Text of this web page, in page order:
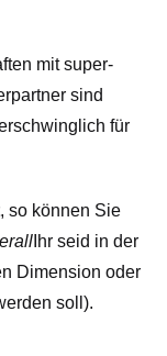
mit super-
sind
für
, so können Sie
Ihr seid in der
Dimension oder
soll).